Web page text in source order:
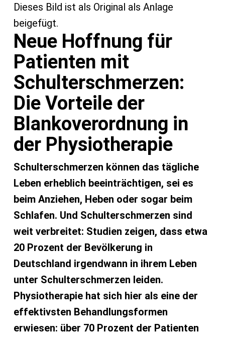
Dieses Bild ist als Original als Anlage
beigefügt.
Neue Hoffnung für
Patienten mit
Schulterschmerzen:
Die Vorteile der
Blankoverordnung in
der Physiotherapie
Schulterschmerzen können das tägliche
Leben erheblich beeinträchtigen, sei es
beim Anziehen, Heben oder sogar beim
Schlafen. Und Schulterschmerzen sind
weit verbreitet: Studien zeigen, dass etwa
20 Prozent der Bevölkerung in
Deutschland irgendwann in ihrem Leben
unter Schulterschmerzen leiden.
Physiotherapie hat sich hier als eine der
effektivsten Behandlungsformen
erwiesen: über 70 Prozent der Patienten